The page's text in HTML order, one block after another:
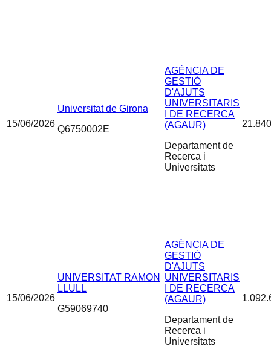
15/06/2026
Universitat de Girona
Q6750002E
AGÈNCIA DE
GESTIÓ
D'AJUTS
UNIVERSITARIS
I DE RECERCA
(AGAUR)
Departament de
Recerca i
Universitats
15/06/2026
UNIVERSITAT RAMON
LLULL
G59069740
AGÈNCIA DE
GESTIÓ
D'AJUTS
UNIVERSITARIS
I DE RECERCA
(AGAUR)
Departament de
Recerca i
Universitats